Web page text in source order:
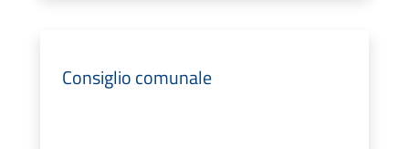
Consiglio comunale